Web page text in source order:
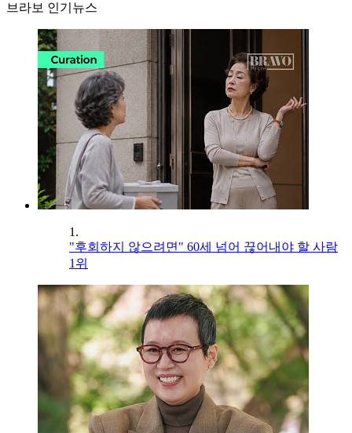
브라보 인기뉴스
1.
"후회하지 않으려면" 60세 넘어 끊어내야 할 사람
1위